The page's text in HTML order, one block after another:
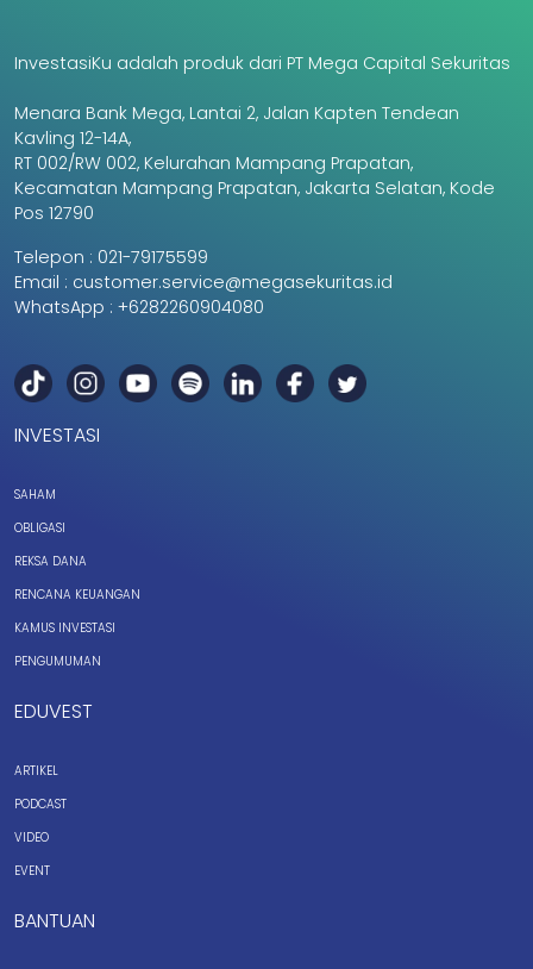
InvestasiKu adalah produk dari PT Mega Capital Sekuritas
Menara Bank Mega, Lantai 2, Jalan Kapten Tendean
Kavling 12-14A,
RT 002/RW 002, Kelurahan Mampang Prapatan,
Kecamatan Mampang Prapatan, Jakarta Selatan, Kode
Pos 12790
Telepon : 021-79175599
Email : customer.service@megasekuritas.id
WhatsApp : +6282260904080
INVESTASI
SAHAM
OBLIGASI
REKSA DANA
RENCANA KEUANGAN
KAMUS INVESTASI
PENGUMUMAN
EDUVEST
ARTIKEL
PODCAST
VIDEO
EVENT
BANTUAN